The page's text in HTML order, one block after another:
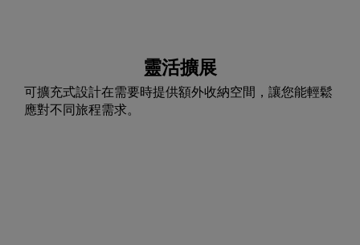
靈活擴展
可擴充式設計在需要時提供額外收納空間，讓您能輕鬆
應對不同旅程需求。